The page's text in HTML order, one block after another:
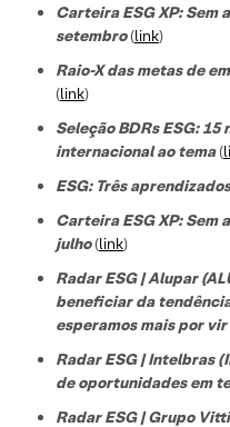
Carteira ESG XP: Sem
setembro(link)
Raio-X das metas de
(link)
Seleção BDRs ESG​:
internacional ao tema(
ESG: Três
Carteira ESG XP: Sem
julho(link)
Radar ESG | Alupar
beneficiar da
esperamos mais por vir
Radar ESG | Intelbras
de oportunidades em
Radar ESG |Grupo